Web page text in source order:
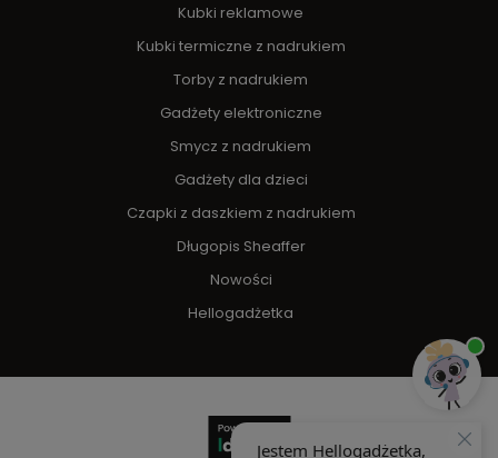
Kubki reklamowe
Kubki termiczne z nadrukiem
Torby z nadrukiem
Gadżety elektroniczne
Smycz z nadrukiem
Gadżety dla dzieci
Czapki z daszkiem z nadrukiem
Długopis Sheaffer
Nowości
Hellogadżetka